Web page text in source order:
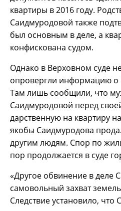
квартиры в 2016 году.
Саидмуродовой также
был основным в деле, а
конфискована судом.
Однако в Верховном суде
опровергли информацию о
Там лишь сообщили, что
Саидмуродовой перед
дарственную на квартиру
якобы Саидмуродова
другим людям. Спор по
пор продолжается в суде
«Другое обвинение в деле
самовольный захват
Следствие установило, что